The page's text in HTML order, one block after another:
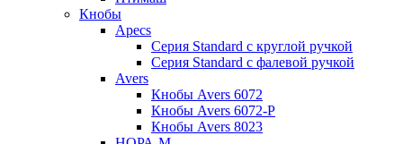
Кнобы
Apecs
Серия Standard с круглой ручкой
Серия Standard с фалевой ручкой
Avers
Кнобы Avers 6072
Кнобы Avers 6072-P
Кнобы Avers 8023